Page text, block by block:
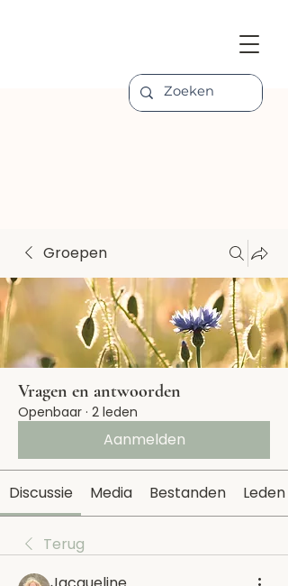
Groepen
Vragen en antwoorden
Openbaar · 2 leden
Aanmelden
Discussie Media Bestanden Leden
Terug